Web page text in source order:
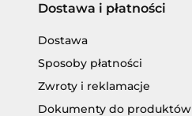
BLASER
Dostawa i płatności
Dostawa
Sposoby płatności
Zwroty i reklamacje
Dokumenty do produktów